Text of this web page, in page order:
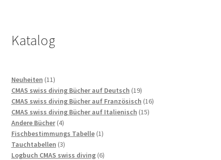
Katalog
Neuheiten 1111
Produkte
CMAS swiss diving Bücher auf Deutsch 1919
Produkte
CMAS swiss diving Bücher auf Französisch 1616
CMAS swiss diving Bücher auf Italienisch 1515
Andere Bücher 44
Produkte
Fischbestimmungs Tabelle 11
Tauchtabellen 33
Produkte
Logbuch CMAS swiss diving 66